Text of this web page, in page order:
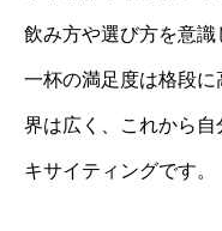
飲み方や選び方を意識
一杯の満足度は格段
界は広く、これから
キサイティングです。